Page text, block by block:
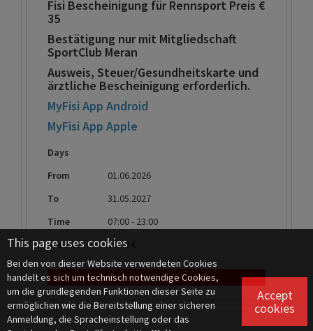
Fisi Bescheinigung für Rennsport Preis €
35
Bestätigung nur mit Mitgliedschaft
SportClub Meran
Ausweis, Steuer/Gesundheitskarte und
ärztliche Bescheinigung erforderlich.
MyFisi App Android
MyFisi App Apple
Days
From
01.06.2026
To
31.05.2027
Time
07:00 - 23:00
Amount
35.00 €
Sign in
This page uses cookies
Bei den von dieser Website verwendeten Cookies
handelt es sich um technisch notwendige Cookies,
um die grundlegenden Funktionen dieser Seite zu
ermöglichen wie die Bereitstellung einer sicheren
Anmeldung, die Spracheinstellung oder das
Accept
cookies